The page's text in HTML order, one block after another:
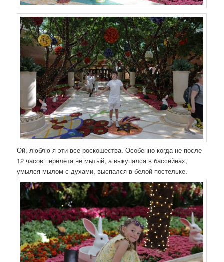
Ой, люблю я эти все роскошества. Особенно когда не после
12 часов перелёта не мытый, а выкупался в бассейнах,
умылся мылом с духами, выспался в белой постельке.